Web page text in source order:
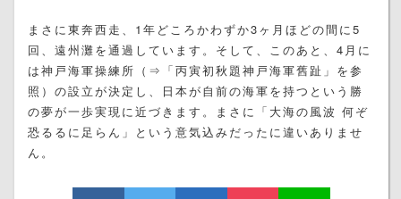
まさに東奔西走、1年どころかわずか3ヶ月ほどの間に5
回、遠州灘を通過しています。そして、このあと、4月に
は神戸海軍操練所（⇒「丙寅初秋題神戸海軍舊趾」を参
照）の設立が決定し、日本が自前の海軍を持つという勝
の夢が一歩実現に近づきます。まさに「大海の風波 何ぞ
恐るるに足らん」という意気込みだったに違いありませ
ん。